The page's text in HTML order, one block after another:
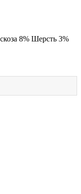
8% Шерсть 3%